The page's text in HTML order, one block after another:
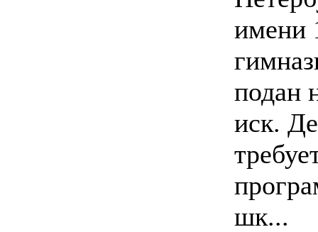
имени
подан
иск.
шк...